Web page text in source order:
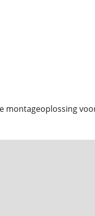
montageoplossing